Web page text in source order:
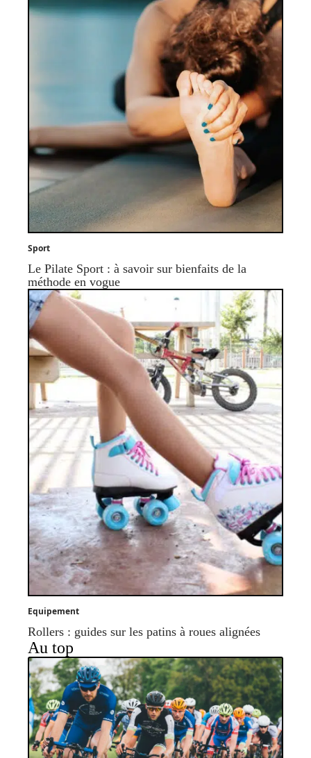
Sport
Le Pilate Sport : à savoir sur bienfaits de la
méthode en vogue
Equipement
Rollers : guides sur les patins à roues alignées
Au top